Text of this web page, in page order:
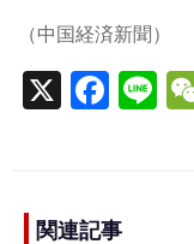
（中国経済新聞）
X F
a
e
Li
n
関連記事